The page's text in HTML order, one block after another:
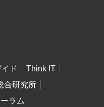
ド
Think IT
合研究所
ラム